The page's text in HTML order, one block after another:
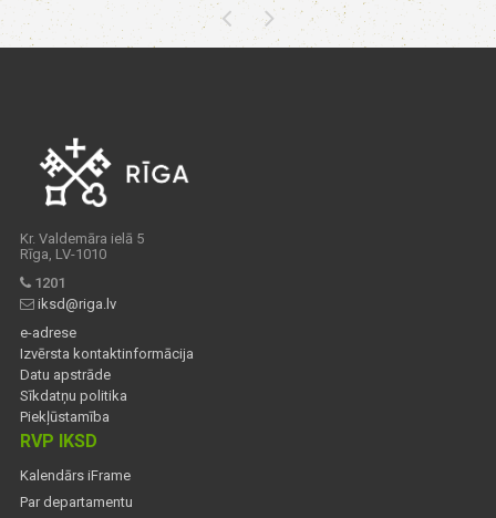
Kr. Valdemāra ielā 5
Rīga, LV-1010
1201
iksd@riga.lv
e-adrese
Izvērsta kontaktinformācija
Datu apstrāde
Sīkdatņu politika
Piekļūstamība
RVP IKSD
Kalendārs iFrame
Par departamentu